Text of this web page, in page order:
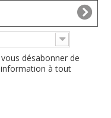
désabonner de
à tout